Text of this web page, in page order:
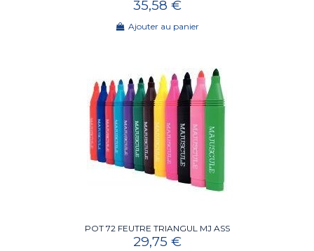
35,58 €
Ajouter au panier
POT 72 FEUTRE TRIANGUL MJ ASS
29,75 €